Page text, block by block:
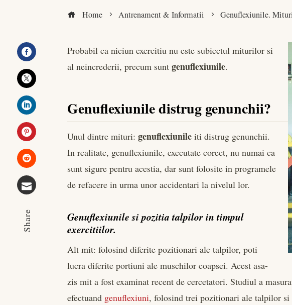
Home Antrenament & Informatii Genuflexiunile.
Facebook
Twitter
LinkedIn
Pinterest
Stumbleupon
Share
Probabil ca niciun exercitiu nu este subiectul miturilor si
al neincrederii, precum suntgenuflexiunile.
Genuflexiunile distrug genunchii?
Unul dintre mituri:genuflexiunile iti distrug genunchii.
In realitate, genuflexiunile, executate corect, nu numai ca
sunt sigure pentru acestia, dar sunt folosite in programele
de refacere in urma unor accidentari la nivelul lor.
Genuflexiunile si pozitia talpilor in timpul
exercitiilor.
Alt mit: folosind diferite pozitionari ale talpilor, poti
lucra diferite portiuni ale muschilor coapsei. Acest asa-
zis mit a fost examinat recent de cercetatori. Studiul a
efectuand genuflexiuni, folosind trei pozitionari ale talpilor